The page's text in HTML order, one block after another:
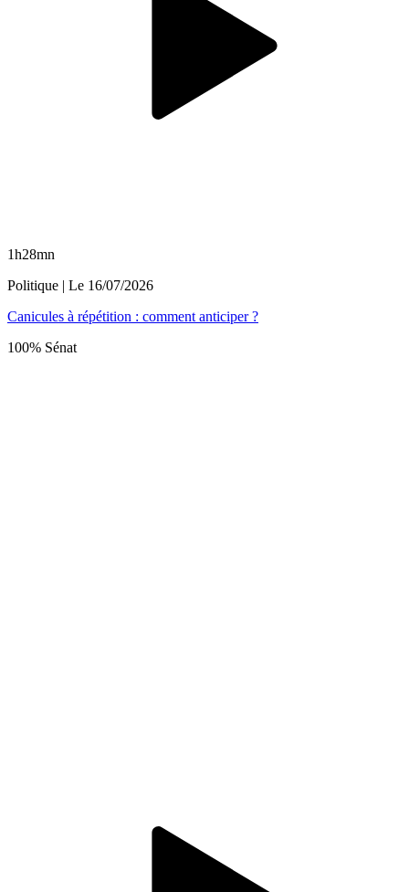
1h28mn
Politique | Le 16/07/2026
Canicules à répétition : comment anticiper ?
100% Sénat